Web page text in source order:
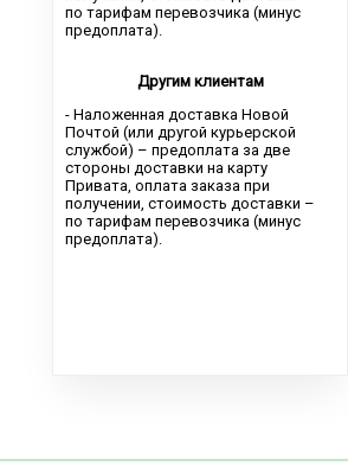
по тарифам перевозчика (минус
предоплата).
Другим клиентам
- Наложенная доставка Новой
Почтой (или другой курьерской
службой) – предоплата за две
стороны доставки на карту
Привата, оплата заказа при
получении, стоимость доставки –
по тарифам перевозчика (минус
предоплата).